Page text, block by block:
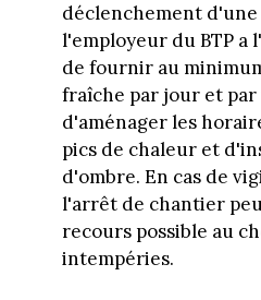
déclenchement
l'employeur du BTP a
de fournir au
fraîche par jour et
d'aménager les
pics de chaleur et
d'ombre. En cas de
l'arrêt de chantier
recours possible au
intempéries.